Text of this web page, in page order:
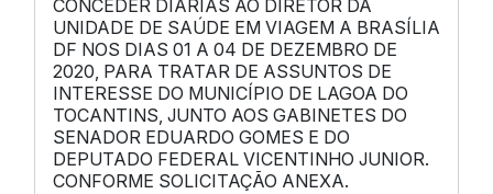
CONCEDER DIÁRIAS AO DIRETOR DA
UNIDADE DE SAÚDE EM VIAGEM A BRASÍLIA
DF NOS DIAS 01 A 04 DE DEZEMBRO DE
2020, PARA TRATAR DE ASSUNTOS DE
INTERESSE DO MUNICÍPIO DE LAGOA DO
TOCANTINS, JUNTO AOS GABINETES DO
SENADOR EDUARDO GOMES E DO
DEPUTADO FEDERAL VICENTINHO JUNIOR.
CONFORME SOLICITAÇÃO ANEXA.